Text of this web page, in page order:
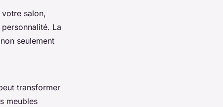
salon,
La
seulement
transformer
meubles